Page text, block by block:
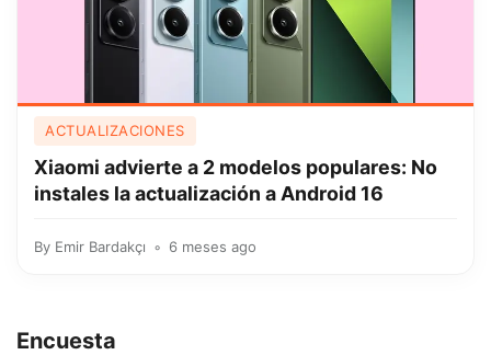
ACTUALIZACIONES
Xiaomi advierte a 2 modelos populares: No
instales la actualización a Android 16
By Emir Bardakçı 6 meses ago
Encuesta